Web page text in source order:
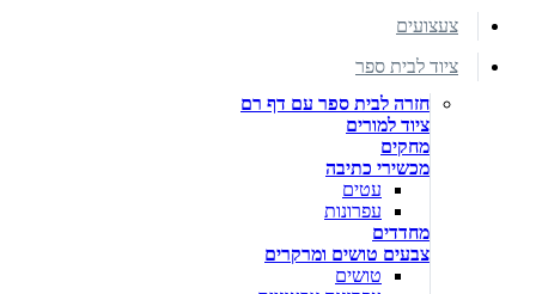
צעצועים
ציוד לבית ספר
חזרה לבית ספר עם דף רם
ציוד למורים
מחקים
מכשירי כתיבה
עטים
עפרונות
מחדדים
צבעים טושים ומרקרים
טושים